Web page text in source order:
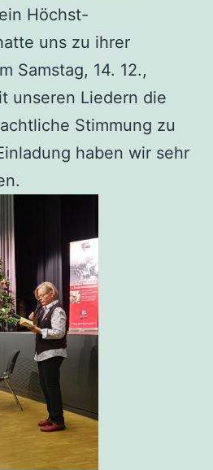
Höchst-
uns zu ihrer
Samstag, 14. 12.,
unseren Liedern die
Stimmung zu
haben wir sehr